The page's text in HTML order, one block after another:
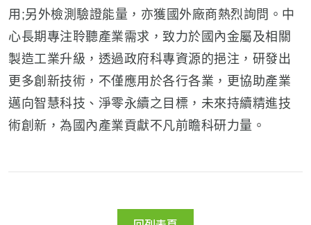
用;另外檢測驗證能量，亦獲國外廠商熱烈詢問。中
心長期專注聆聽產業需求，致力於國內金屬及相關
製造工業升級，透過政府科專資源的挹注，研發出
更多創新技術，不僅應用於各行各業，更協助產業
邁向智慧科技、淨零永續之目標，未來持續精進技
術創新，為國內產業貢獻不凡前瞻科研力量。